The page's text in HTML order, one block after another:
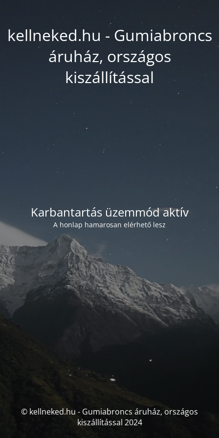
kellneked.hu - Gumiabroncs
áruház, országos
kiszállítással
Karbantartás üzemmód aktív
A honlap hamarosan elérhető lesz
© kellneked.hu - Gumiabroncs áruház, országos
kiszállítással 2024